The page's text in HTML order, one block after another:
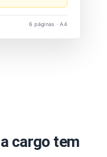
6 páginas · A4
cargo tem